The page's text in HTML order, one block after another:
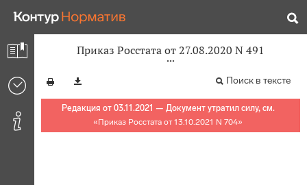
Приказ Росстата от 27.08.2020 N 491
Поиск в тексте
Редакция от 03.11.2021 — Документ утратил силу, см.
«Приказ Росстата от 13.10.2021 N 704»